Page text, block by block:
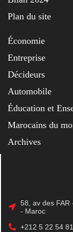
Plan du site
Économie
Entreprise
Décideurs
Automobile
Éducation et
Marocains du
Archives
58, av des FAR
- Maroc
+212 5 22 54